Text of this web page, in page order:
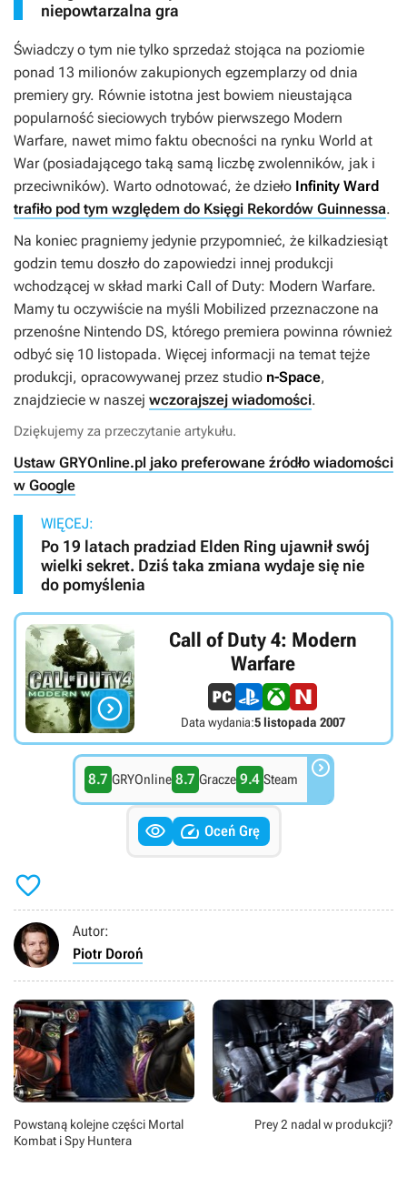
niepowtarzalna gra
Świadczy o tym nie tylko sprzedaż stojąca na poziomie
ponad 13 milionów zakupionych egzemplarzy od dnia
premiery gry. Równie istotna jest bowiem nieustająca
popularność sieciowych trybów pierwszego Modern
Warfare, nawet mimo faktu obecności na rynku World at
War(posiadającego taką samą liczbę zwolenników, jak i
przeciwników). Warto odnotować, że dzieło Infinity Ward
trafiło pod tym względem do Księgi Rekordów Guinnessa.
Na koniec pragniemy jedynie przypomnieć, że kilkadziesiąt
godzin temu doszło do zapowiedzi innej produkcji
wchodzącej w skład marki Call of Duty: Modern Warfare.
Mamy tu oczywiście na myśli Mobilized przeznaczone na
przenośne Nintendo DS, którego premiera powinna również
odbyć się 10 listopada. Więcej informacji na temat tejże
produkcji, opracowywanej przez studio n-Space,
znajdziecie w naszej wczorajszej wiadomości.
Dziękujemy za przeczytanie artykułu.
Ustaw GRYOnline.pl jako preferowane źródło wiadomości
w Google
WIĘCEJ:
Po 19 latach pradziad Elden Ring ujawnił swój
wielki sekret. Dziś taka zmiana wydaje się nie
do pomyślenia

Call of Duty 4: Modern
Warfare
Data wydania:5 listopada 2007
8.7 GRYOnline 8.7 Gracze 9.4 Steam 
  Oceń Grę

Autor:
Piotr Doroń
Powstaną kolejne części Mortal
Kombat i Spy Huntera
Prey 2 nadal w produkcji?